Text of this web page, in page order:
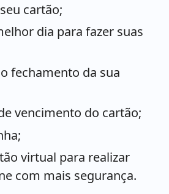
cartão;
dia para fazer suas
fechamento da sua
vencimento do cartão;
virtual para realizar
com mais segurança.